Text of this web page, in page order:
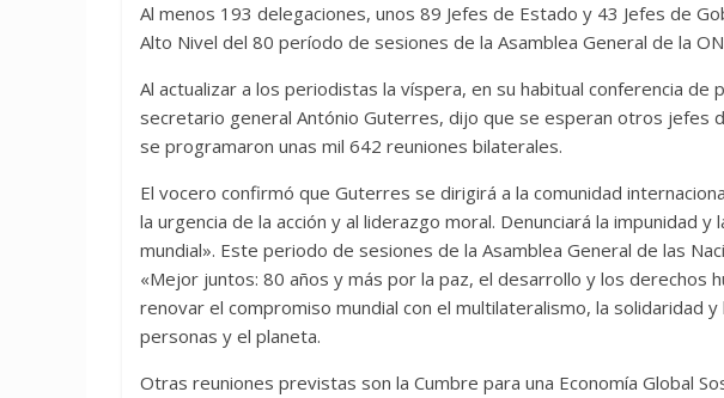
Al menos 193 delegaciones, unos 89 Jefes de Estado y 43 Jefes de
Alto Nivel del 80 período de sesiones de la Asamblea General de la
Al actualizar a los periodistas la víspera, en su habitual conferencia de
secretario general António Guterres, dijo que se esperan otros jefes
se programaron unas mil 642 reuniones bilaterales.
El vocero confirmó que Guterres se dirigirá a la comunidad
la urgencia de la acción y al liderazgo moral. Denunciará la impunidad y
mundial». Este periodo de sesiones de la Asamblea General de las
«Mejor juntos: 80 años y más por la paz, el desarrollo y los derechos
renovar el compromiso mundial con el multilateralismo, la solidaridad
personas y el planeta.
Otras reuniones previstas son la Cumbre para una Economía Global